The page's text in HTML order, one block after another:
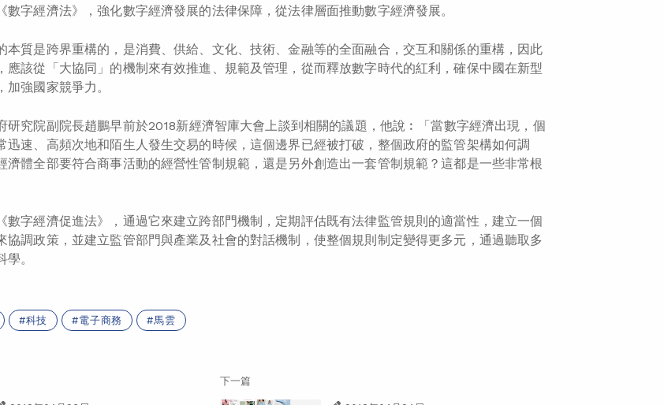
數字經濟法》，強化數字經濟發展的法律保障，從法律層面推動數字經濟發展。
本質是跨界重構的，是消費、供給、文化、技術、金融等的全面融合，交互和關係的重構，因此
應該從「大協同」的機制來有效推進、規範及管理，從而釋放數字時代的紅利，確保中國在新型
強國家競爭力。
研究院副院長趙鵬早前於2018新經濟智庫大會上談到相關的議題，他說︰「當數字經濟出現，個
迅速、高頻次地和陌生人發生交易的時候，這個邊界已經被打破，整個政府的監管架構如何調
濟體全部要符合商事活動的經營性管制規範，還是另外創造出一套管制規範？這都是一些非常根
數字經濟促進法》，通過它來建立跨部門機制，定期評估既有法律監管規則的適當性，建立一個
協調政策，並建立監管部門與產業及社會的對話機制，使整個規則制定變得更多元，通過聽取多
。
科技 電子商務 馬雲
下一篇